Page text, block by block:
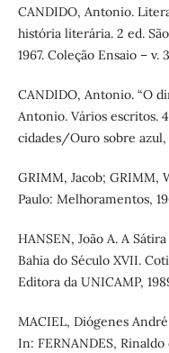
CANDIDO, Antonio.
história literária. 2 ed.
1967. Coleção Ensaio – v.
CANDIDO, Antonio. “O
Antonio. Vários escritos.
cidades/Ouro sobre azul,
GRIMM, Jacob; GRIMM,
Paulo: Melhoramentos,
HANSEN, João A. A
Bahia do Século XVII.
Editora da UNICAMP,
MACIEL, Diógenes
In: FERNANDES,